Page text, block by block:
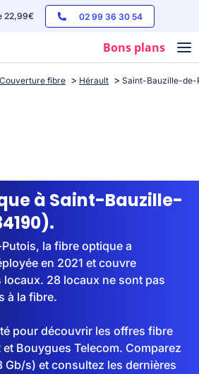
22,99€ 02 99 36 30 54
Bons plans
Couverture fibre Hérault Saint-Bauzille-de-
à Saint-Bauzille-
la fibre optique a
en 2021 et couvre
28 locaux ne sont pas
à la fibre.
pour découvrir les offres fibre
et Bouygues Telecom. Comparez
Gb/s) et consultez les dernières